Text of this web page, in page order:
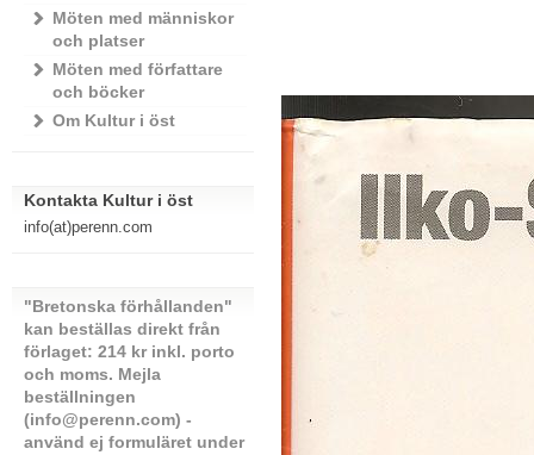
Möten med människor
och platser
Möten med författare
och böcker
Om Kultur i öst
Kontakta Kultur i öst
info(at)perenn.com
"Bretonska förhållanden"
kan beställas direkt från
förlaget: 214 kr inkl. porto
och moms. Mejla
beställningen
(info@perenn.com) -
använd ej formuläret under